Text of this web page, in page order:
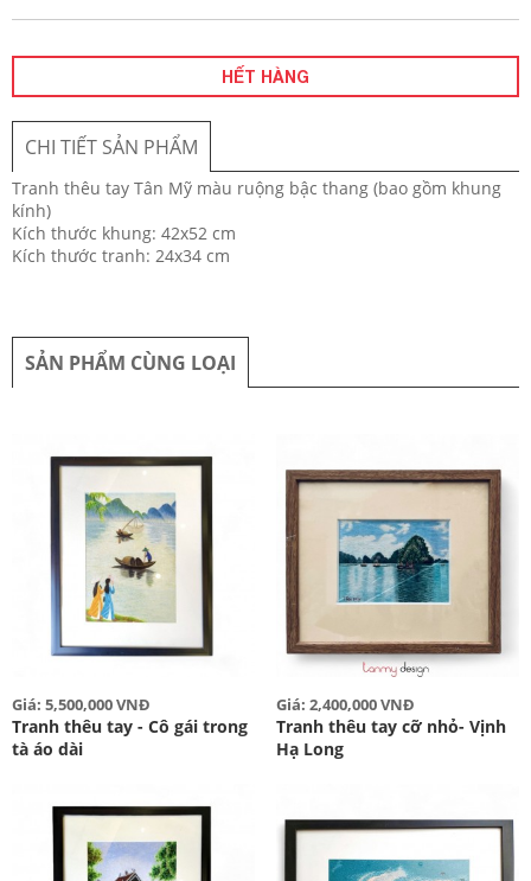
HẾT HÀNG
CHI TIẾT SẢN PHẨM
Tranh thêu tay Tân Mỹ màu ruộng bậc thang (bao gồm khung
kính)
Kích thước khung: 42x52 cm
Kích thước tranh: 24x34 cm
SẢN PHẨM CÙNG LOẠI
Giá: 5,500,000 VNĐ
Tranh thêu tay - Cô gái trong
tà áo dài
Giá: 2,400,000 VNĐ
Tranh thêu tay cỡ nhỏ- Vịnh
Hạ Long